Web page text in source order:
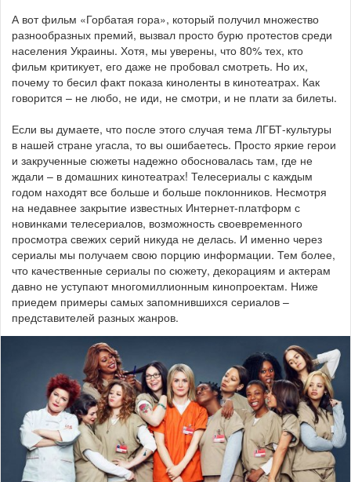
А вот фильм «Горбатая гора», который получил множество
разнообразных премий, вызвал просто бурю протестов среди
населения Украины. Хотя, мы уверены, что 80% тех, кто
фильм критикует, его даже не пробовал смотреть. Но их,
почему то бесил факт показа киноленты в кинотеатрах. Как
говорится – не любо, не иди, не смотри, и не плати за билеты.
Если вы думаете, что после этого случая тема ЛГБТ-культуры
в нашей стране угасла, то вы ошибаетесь. Просто яркие герои
и закрученные сюжеты надежно обосновалась там, где не
ждали – в домашних кинотеатрах! Телесериалы с каждым
годом находят все больше и больше поклонников. Несмотря
на недавнее закрытие известных Интернет-платформ с
новинками телесериалов, возможность своевременного
просмотра свежих серий никуда не делась. И именно через
сериалы мы получаем свою порцию информации. Тем более,
что качественные сериалы по сюжету, декорациям и актерам
давно не уступают многомиллионным кинопроектам. Ниже
приедем примеры самых запомнившихся сериалов –
представителей разных жанров.